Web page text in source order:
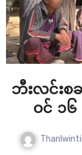
ဘီးလင်းစ
ဝင် ၁